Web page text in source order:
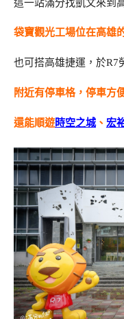
這一站滿分找凱文來到
袋寶觀光工場位在高雄
也可搭高雄捷運，於R7
附近有停車格，停車方
還能順遊時空之城、 宏